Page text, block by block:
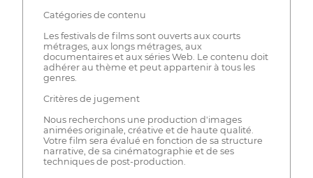
Catégories de contenu
Les festivals de films sont ouverts aux courts
métrages, aux longs métrages, aux
documentaires et aux séries Web. Le contenu doit
adhérer au thème et peut appartenir à tous les
genres.
Critères de jugement
Nous recherchons une production d'images
animées originale, créative et de haute qualité.
Votre film sera évalué en fonction de sa structure
narrative, de sa cinématographie et de ses
techniques de post-production.